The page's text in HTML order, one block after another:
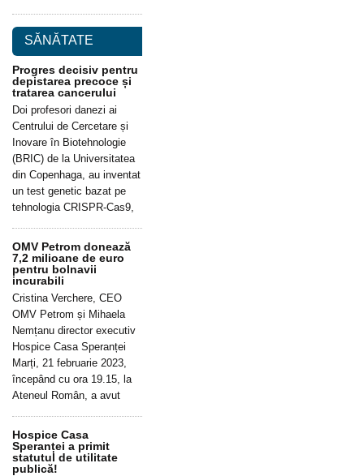
SĂNĂTATE
Progres decisiv pentru
depistarea precoce și
tratarea cancerului
Doi profesori danezi ai
Centrului de Cercetare și
Inovare în Biotehnologie
(BRIC) de la Universitatea
din Copenhaga, au inventat
un test genetic bazat pe
tehnologia CRISPR-Cas9,
OMV Petrom donează
7,2 milioane de euro
pentru bolnavii
incurabili
Cristina Verchere, CEO
OMV Petrom și Mihaela
Nemțanu director executiv
Hospice Casa Speranței
Marți, 21 februarie 2023,
începând cu ora 19.15, la
Ateneul Român, a avut
Hospice Casa
Speranței a primit
statutul de utilitate
publică!